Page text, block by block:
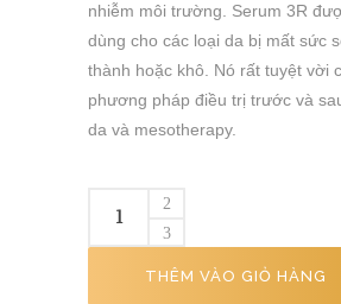
nhiễm môi trường. Serum 3R
dùng cho các loại da bị mất sức
thành hoặc khô. Nó rất tuyệt vời
phương pháp điều trị trước và
da và mesotherapy.
THÊM VÀO GIỎ HÀNG